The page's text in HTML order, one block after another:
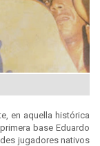
en aquella histórica
base Eduardo
jugadores nativos